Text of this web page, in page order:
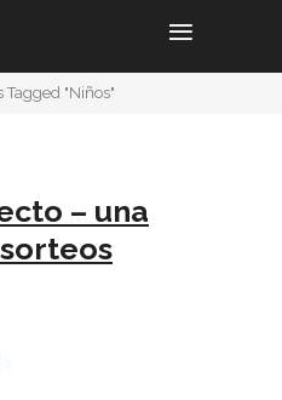
Tagged "niños"
– una